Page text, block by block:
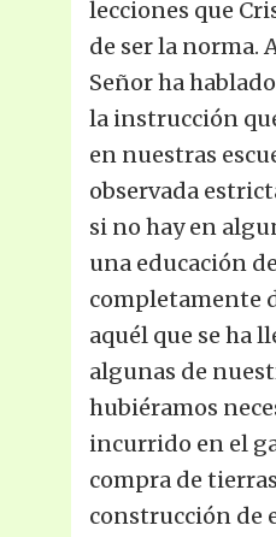
lecciones que
de ser la norma.
Señor ha
la instrucción
en nuestras
observada
si no hay en
una educación
completamente
aquél que se ha
algunas de
hubiéramos
incurrido en el
compra de
construcción de